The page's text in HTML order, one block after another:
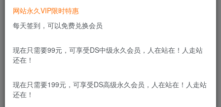
从字体还是样式来看，都比较丑，所以准备美化下，走
1、找到/wp-content/themes/ripro/parts/home-
网站永久VIP限时特惠
每天签到，可以免费兑换会员
现在只需要99元，可享受DS中级永久会员，人在站在！人走站
还在！
现在只需要199元，可享受DS高级永久会员，人在站在！人走站
还在！